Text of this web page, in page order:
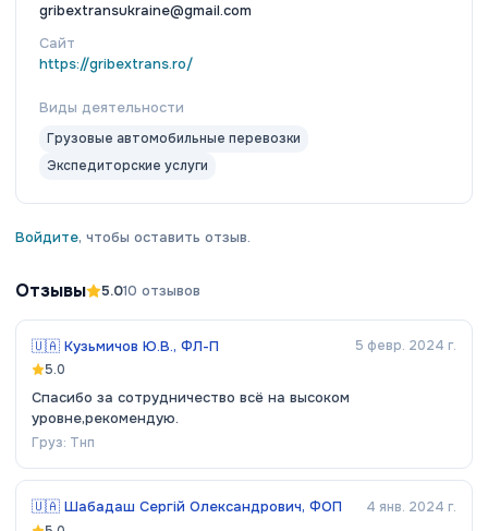
gribextransukraine@gmail.com
Сайт
https://gribextrans.ro/
Виды деятельности
Грузовые автомобильные перевозки
Экспедиторские услуги
Войдите, чтобы оставить отзыв.
Отзывы 5.010 отзывов
🇺🇦 Кузьмичов Ю.В., ФЛ-П
5 февр. 2024 г.
5.0
Спасибо за сотрудничество всё на высоком
уровне,рекомендую.
Груз: Тнп
🇺🇦 Шабадаш Сергій Олександрович, ФОП
4 янв. 2024 г.